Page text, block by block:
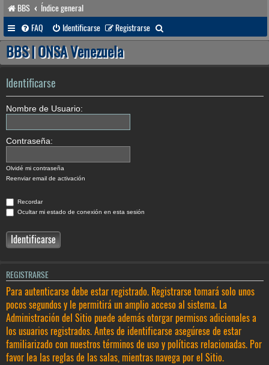
BBS
Índice general
FAQ
Identificarse Registrarse
u
a
BBS | ONSA Venezuela
Identificarse
Nombre de Usuario:
Contraseña:
Olvidé mi contraseña
Reenviar email de activación
Recordar
Ocultar mi estado de conexión en esta sesión
REGISTRARSE
Para autenticarse debe estar registrado. Registrarse tomará solo unos
pocos segundos y le permitirá un amplio acceso al sistema. La
Administración del Sitio puede además otorgar permisos adicionales a
los usuarios registrados. Antes de identificarse asegúrese de estar
familiarizado con nuestros términos de uso y políticas relacionadas. Por
favor lea las reglas de las salas, mientras navega por el Sitio.